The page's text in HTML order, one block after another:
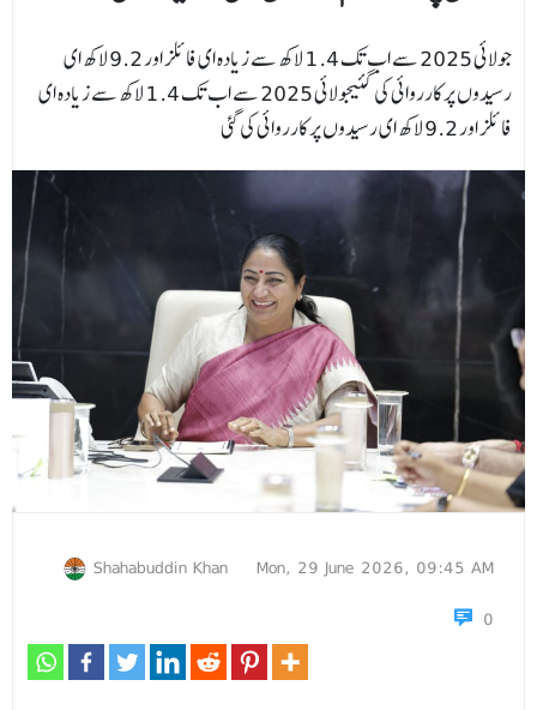
جولائی 2025 سے اب تک 1.4 لاکھ سے زیادہ ای فائلز اور 9.2 لاکھ ای
رسیدوں پر کارروائی کی گئیجولائی 2025 سے اب تک 1.4 لاکھ سے زیادہ ای
فائلز اور 9.2 لاکھ ای رسیدوں پر کارروائی کی گئی
Shahabuddin Khan
Mon, 29 June 2026, 09:45 AM
0